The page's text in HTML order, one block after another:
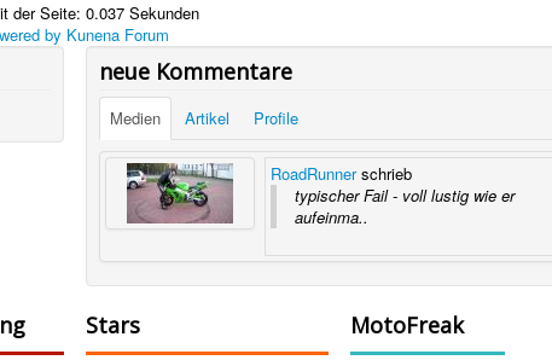
der Seite: 0.037 Sekunden
by Kunena Forum
neue Kommentare
Medien Artikel Profile
RoadRunnerschrieb
typischer Fail - voll lustig wie er
aufeinma..
Stars MotoFreak